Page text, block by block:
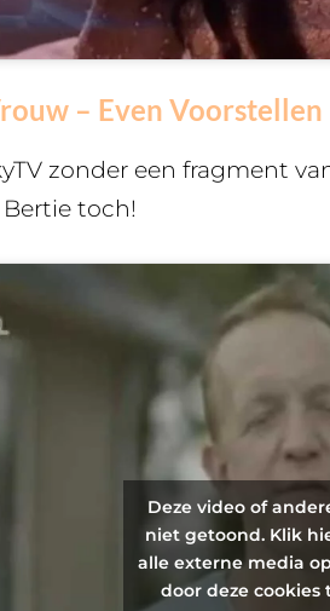
– Even Voorstellen
zonder een fragment
toch!
Deze video of
niet getoond. Klik
alle externe media
door deze cookies